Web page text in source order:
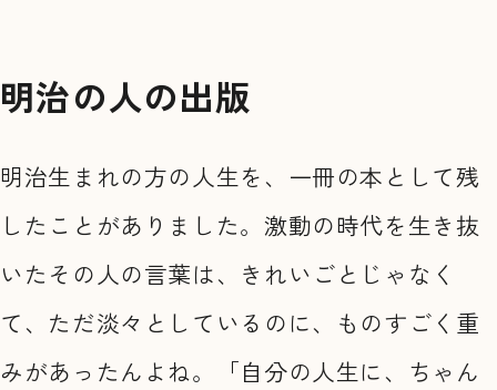
明治の人の出版
明治生まれの方の人生を、一冊の本として残
したことがありました。激動の時代を生き抜
いたその人の言葉は、きれいごとじゃなく
て、ただ淡々としているのに、ものすごく重
みがあったんよね。「自分の人生に、ちゃん